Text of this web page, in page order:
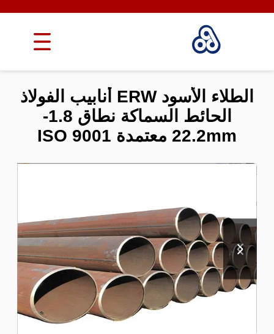
الطلاء الأسود ERW أنابيب الفولاذ
الحائط السماكة نطاق 1.8-
22.2mm معتمدة ISO 9001